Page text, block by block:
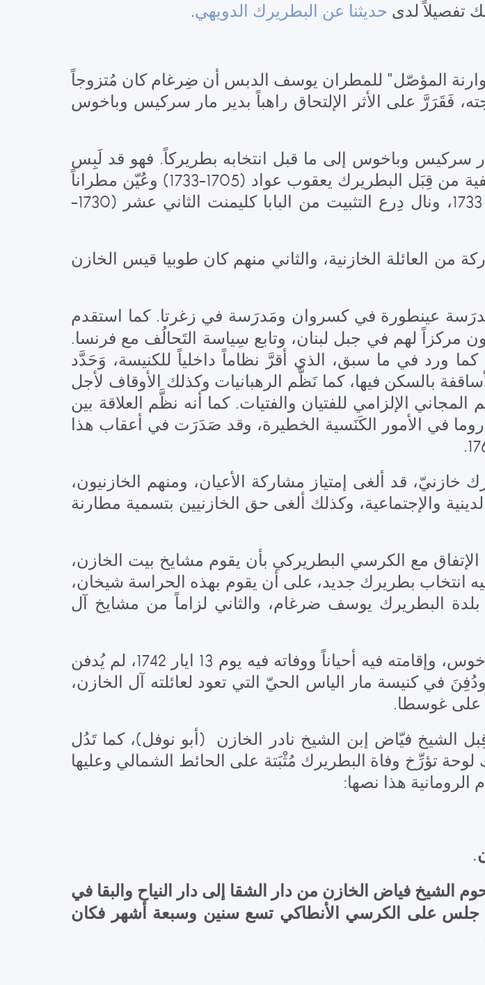
تفصيلاً لدى حديثنا عن البطريرك الدويهي.
المؤصّل" للمطران يوسف الدبس أن ضِرغام كان مُتزوجاً
فَقَرَرَّ على الأثر الإلتحاق راهباً بدير مار سركيس وباخوس
سركيس وباخوس إلى ما قبل انتخابه بطريركاً. فهو قد لَبِس
إسكيمه الرهبانيَّ فيه، وفيه كذلك رُقّي إلى الدرجة الأسقفية من قِبَل البطريرك يعقوب عواد (1705-1733) وعُيّن مطراناً
فخرياً على غوسطا، وفيه انتُخب بطريركاً في 24 شباط 1733، ونال دِرع التثبيت من البابا كليمنت الثاني عشر (1730-
من العائلة الخازنية، والثاني منهم كان طوبيا قيس الخازن
مركزاً لهم في جبل لبنان، وتابع سِياسة التَحالُف مع فرنسا.
وأهمّ أحداث عَهدِه كانت عقد المَجمَع اللبناني عام 1736 كما ورد في ما سبق، الذي أقرَّ نظاماً داخلياً للكنيسة، وَحَدَّد
بالسكن فيها، كما نَظَّم الرهبانيات وكذلك الأوقاف لأجل
الإلزامي للفتيان والفتيات. كما أنه نظَّم العلاقة بين
في الأمور الكَنَسية الخطيرة، وقد صَدَرَت في أعقاب هذا
قد ألغى إمتياز مشاركة الأعيان، ومنهم الخازنيون،
والإجتماعية، وكذلك ألغى حق الخازنيين بتسمية مطارنة
مع الكرسي البطريركي بأن يقوم مشايخ بيت الخازن،
انتخاب بطريرك جديد، على أن يقوم بهذه الحراسة شيخان،
البطريرك يوسف ضرغام، والثاني لزاماً من مشايخ آل
لكنَّ هذا البطريرك، رغم انتخابه في دير مار سركيس وباخوس، وإقامته فيه أحياناً ووفاته فيه يوم 13 ايار 1742، لم يُدفن
في كنيسة مار الياس الحيّ التي تعود لعائلته آل الخازن،
على غوسطا.
كان قَد تَمَّ تجديدها في العام 1689 من قِبل الشيخ فيّاض إبن الشيخ نادر الخازن (أبو نوفل)، كما تَدُل
لوحة تؤرِّخ وفاة البطريرك مُثْبَتة على الحائط الشمالي وعليها
الرومانية هذا نصها:
الشيخ فياض الخازن من دار الشقا إلى دار النياح والبقا في
شهر أيار سنة ١٧٤٢ مسيحيّة وقد جلس على الكرسي الأنطاكي تسع سنين وسبعة أشهر فكان